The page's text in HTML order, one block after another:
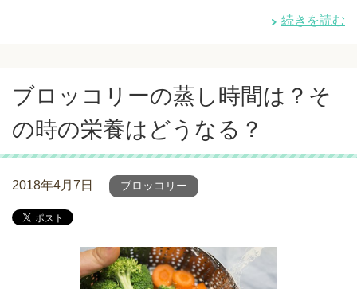
続きを読む
ブロッコリーの蒸し時間は？そ
の時の栄養はどうなる？
2018年4月7日 ブロッコリー